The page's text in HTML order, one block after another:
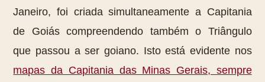
Janeiro, foi criada simultaneamente a Capitania
de Goiás compreendendo também o Triângulo
que passou a ser goiano. Isto está evidente nos
mapas da Capitania das Minas Gerais, sempre